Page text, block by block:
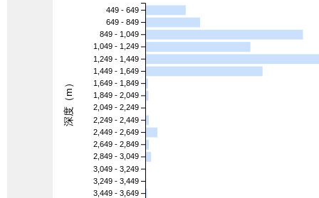
449 - 649
649 - 849
849 - 1,049
1,049 - 1,249
1,249 - 1,449
1,449 - 1,649
1,649 - 1,849
1,849 - 2,049
2,049 - 2,249
2,249 - 2,449
2,449 - 2,649
2,649 - 2,849
2,849 - 3,049
3,049 - 3,249
3,249 - 3,449
3,449 - 3,649
深度（m）